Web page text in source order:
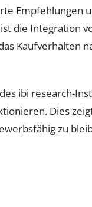
Empfehlungen
die Integration
Kaufverhalten
ibi research-
Dies
zu